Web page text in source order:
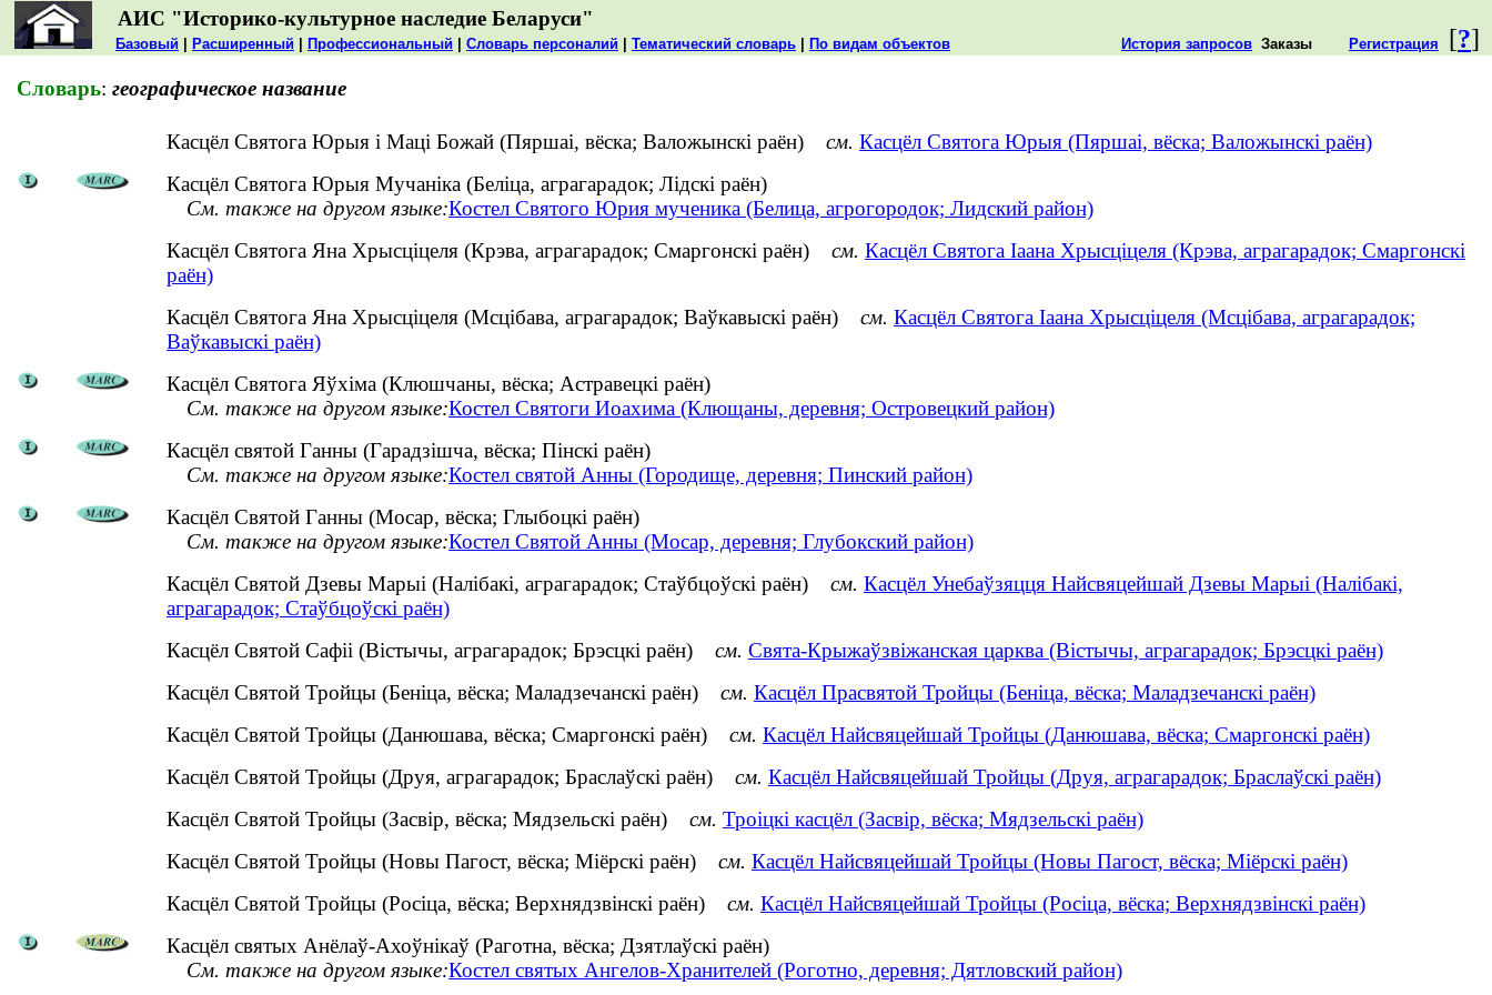
АИС "Историко-культурное наследие Беларуси"
[?]
Базовый Расширенный Профессиональный Словарь персоналий Тематический словарь По видам объектов История запросов Заказы Регистрация
Словарь: географическое название
Касцёл Святога Юрыя і Маці Божай (Пяршаі, вёска; Валожынскі раён) см. Касцёл Святога Юрыя (Пяршаі, вёска; Валожынскі раён)
Касцёл Святога Юрыя Мучаніка (Беліца, аграгарадок; Лідскі раён)
См. также на другом языке:Костел Святого Юрия мученика (Белица, агрогородок; Лидский район)
Касцёл Святога Яна Хрысціцеля (Крэва, аграгарадок; Смаргонскі раён) см. Касцёл Святога Іаана Хрысціцеля (Крэва, аграгарадок; Смаргонскі
раён)
Касцёл Святога Яна Хрысціцеля (Мсцібава, аграгарадок; Ваўкавыскі раён) см. Касцёл Святога Іаана Хрысціцеля (Мсцібава, аграгарадок;
Ваўкавыскі раён)
Касцёл Святога Яўхіма (Клюшчаны, вёска; Астравецкі раён)
См. также на другом языке:Костел Святоги Иоахима (Клющаны, деревня; Островецкий район)
Касцёл святой Ганны (Гарадзішча, вёска; Пінскі раён)
См. также на другом языке:Костел святой Анны (Городище, деревня; Пинский район)
Касцёл Святой Ганны (Мосар, вёска; Глыбоцкі раён)
См. также на другом языке:Костел Святой Анны (Мосар, деревня; Глубокский район)
Касцёл Святой Дзевы Марыі (Налібакі, аграгарадок; Стаўбцоўскі раён) см. Касцёл Унебаўзяцця Найсвяцейшай Дзевы Марыі (Налібакі,
аграгарадок; Стаўбцоўскі раён)
Касцёл Святой Сафіі (Вістычы, аграгарадок; Брэсцкі раён) см. Свята-Крыжаўзвіжанская царква (Вістычы, аграгарадок; Брэсцкі раён)
Касцёл Святой Тройцы (Беніца, вёска; Маладзечанскі раён) см. Касцёл Прасвятой Тройцы (Беніца, вёска; Маладзечанскі раён)
Касцёл Святой Тройцы (Данюшава, вёска; Смаргонскі раён) см. Касцёл Найсвяцейшай Тройцы (Данюшава, вёска; Смаргонскі раён)
Касцёл Святой Тройцы (Друя, аграгарадок; Браслаўскі раён) см. Касцёл Найсвяцейшай Тройцы (Друя, аграгарадок; Браслаўскі раён)
Касцёл Святой Тройцы (Засвір, вёска; Мядзельскі раён) см. Троіцкі касцёл (Засвір, вёска; Мядзельскі раён)
Касцёл Святой Тройцы (Новы Пагост, вёска; Міёрскі раён) см. Касцёл Найсвяцейшай Тройцы (Новы Пагост, вёска; Міёрскі раён)
Касцёл Святой Тройцы (Росіца, вёска; Верхнядзвінскі раён) см. Касцёл Найсвяцейшай Тройцы (Росіца, вёска; Верхнядзвінскі раён)
Касцёл святых Анёлаў-Ахоўнікаў (Раготна, вёска; Дзятлаўскі раён)
См. также на другом языке:Костел святых Ангелов-Хранителей (Роготно, деревня; Дятловский район)